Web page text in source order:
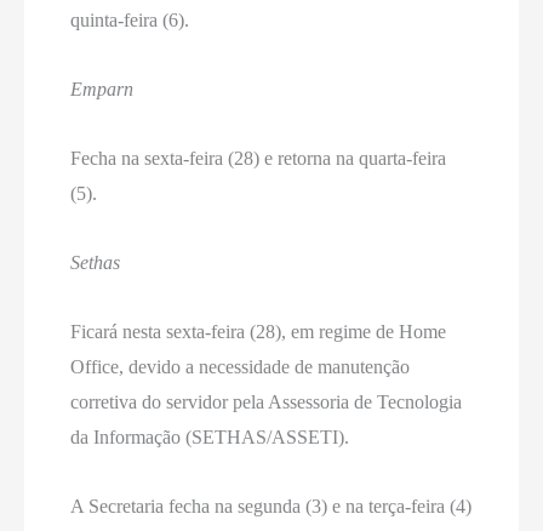
quinta-feira (6).
Emparn
Fecha na sexta-feira (28) e retorna na quarta-feira
(5).
Sethas
Ficará nesta sexta-feira (28), em regime de Home
Office, devido a necessidade de manutenção
corretiva do servidor pela Assessoria de Tecnologia
da Informação (SETHAS/ASSETI).
A Secretaria fecha na segunda (3) e na terça-feira (4)